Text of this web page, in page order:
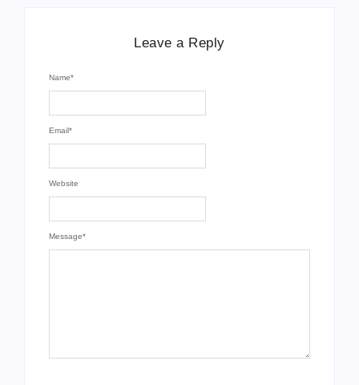
Leave a Reply
Message*
Name*
Email*
Website